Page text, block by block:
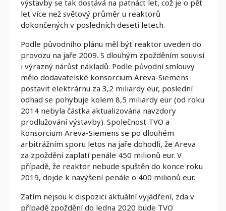
výstavby se tak dostává na patnáct let, což je o pět
let více než světový průměr u reaktorů
dokončených v posledních deseti letech.
Podle původního plánu měl být reaktor uveden do
provozu na jaře 2009. S dlouhým zpožděním souvisí
i výrazný nárůst nákladů. Podle původní smlouvy
mělo dodavatelské konsorcium Areva-Siemens
postavit elektrárnu za 3,2 miliardy eur, poslední
odhad se pohybuje kolem 8,5 miliardy eur (od roku
2014 nebyla částka aktualizována navzdory
prodlužování výstavby). Společnost TVO a
konsorcium Areva-Siemens se po dlouhém
arbitrážním sporu letos na jaře dohodli, že Areva
za zpoždění zaplatí penále 450 milionů eur. V
případě, že reaktor nebude spuštěn do konce roku
2019, dojde k navýšení penále o 400 milionů eur.
Zatím nejsou k dispozici aktuální vyjádření, zda v
případě zpoždění do ledna 2020 bude TVO